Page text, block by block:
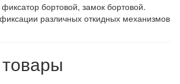
бортовой, замок бортовой.
различных откидных механизмов